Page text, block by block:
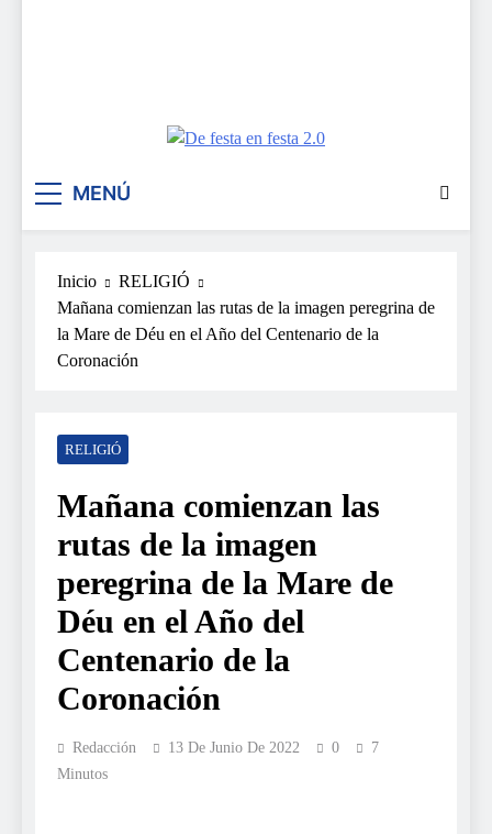
MENÚ
Inicio
RELIGIÓ
Mañana comienzan las rutas de la imagen peregrina de
la Mare de Déu en el Año del Centenario de la
Coronación
RELIGIÓ
Mañana comienzan las
rutas de la imagen
peregrina de la Mare de
Déu en el Año del
Centenario de la
Coronación
Redacción 13 De Junio De 2022 0
7
Minutos